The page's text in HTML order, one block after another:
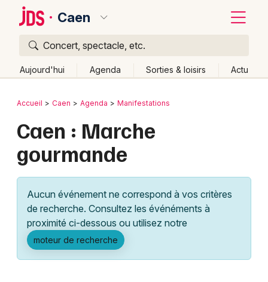
Caen
Concert, spectacle, etc.
Aujourd'hui Agenda Sorties & loisirs Actu
Publier un événement
Grands événements
Activité & Expérience
Manifestations
Foires & salons
Bordeaux
Colmar
Lille
Lyon
Marseille
Mulhouse
Retour
Accueil Caen Agenda Manifestations
Caen : Marche
gourmande
Aucun événement ne correspond à vos critères
de recherche. Consultez les événéments à
proximité ci-dessous ou utilisez notre
moteur de recherche
Quoi ?
Où ?
Partout
Près de moi Changer de lieu
Quand ?
Aujourd'hui
Demain Ce week-end Autre